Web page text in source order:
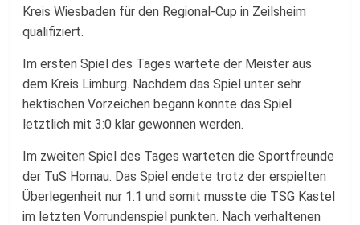
Kreis Wiesbaden für den Regional-Cup in Zeilsheim
qualifiziert.
Im ersten Spiel des Tages wartete der Meister aus
dem Kreis Limburg. Nachdem das Spiel unter sehr
hektischen Vorzeichen begann konnte das Spiel
letztlich mit 3:0 klar gewonnen werden.
Im zweiten Spiel des Tages warteten die Sportfreunde
der TuS Hornau. Das Spiel endete trotz der erspielten
Überlegenheit nur 1:1 und somit musste die TSG Kastel
im letzten Vorrundenspiel punkten. Nach verhaltenen